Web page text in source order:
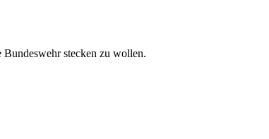
stecken zu wollen.